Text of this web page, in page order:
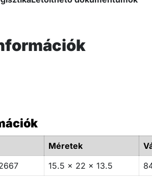
Méretek
15.5 x 22 x 13.5